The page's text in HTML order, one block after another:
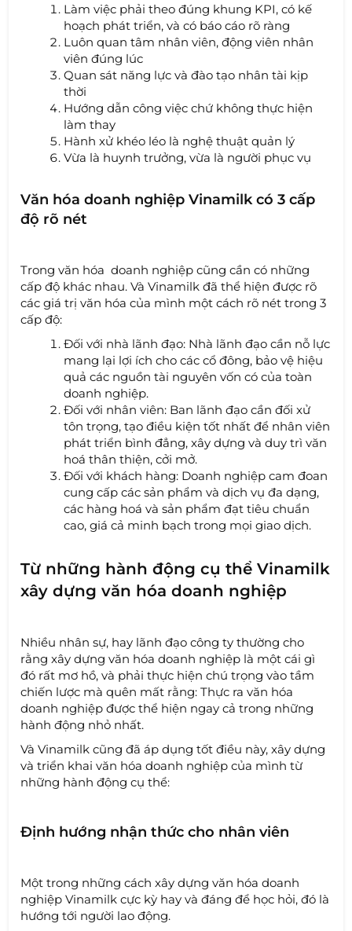
Làm việc phải theo đúng khung KPI, có kế
hoạch phát triển, và có báo cáo rõ ràng
Luôn quan tâm nhân viên, động viên nhân
viên đúng lúc
Quan sát năng lực và đào tạo nhân tài kịp
thời
Hướng dẫn công việc chứ không thực hiện
làm thay
Hành xử khéo léo là nghệ thuật quản lý
Vừa là huynh trưởng, vừa là người phục vụ
Văn hóa doanh nghiệp Vinamilk có 3 cấp
độ rõ nét
Trong văn hóa doanh nghiệp cũng cần có những
cấp độ khác nhau. Và Vinamilk đã thể hiện được rõ
các giá trị văn hóa của mình một cách rõ nét trong 3
cấp độ:
Đối với nhà lãnh đạo: Nhà lãnh đạo cần nỗ lực
mang lại lợi ích cho các cổ đông, bảo vệ hiệu
quả các nguồn tài nguyên vốn có của toàn
doanh nghiệp.
Đối với nhân viên: Ban lãnh đạo cần đối xử
tôn trọng, tạo điều kiện tốt nhất để nhân viên
phát triển bình đẳng, xây dựng và duy trì văn
hoá thân thiện, cởi mở.
Đối với khách hàng: Doanh nghiệp cam đoan
cung cấp các sản phẩm và dịch vụ đa dạng,
các hàng hoá và sản phẩm đạt tiêu chuẩn
cao, giá cả minh bạch trong mọi giao dịch.
Từ những hành động cụ thể Vinamilk
xây dựng văn hóa doanh nghiệp
Nhiều nhân sự, hay lãnh đạo công ty thường cho
rằng xây dựng văn hóa doanh nghiệp là một cái gì
đó rất mơ hồ, và phải thực hiện chú trọng vào tầm
chiến lược mà quên mất rằng: Thực ra văn hóa
doanh nghiệp được thể hiện ngay cả trong những
hành động nhỏ nhất.
Và Vinamilk cũng đã áp dụng tốt điều này, xây dựng
và triển khai văn hóa doanh nghiệp của mình từ
những hành động cụ thể:
Định hướng nhận thức cho nhân viên
Một trong những cách xây dựng văn hóa doanh
nghiệp Vinamilk cực kỳ hay và đáng để học hỏi, đó là
hướng tới người lao động.